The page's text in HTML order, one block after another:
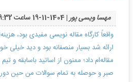
مهسا ویسی پور| 1404-11-19 ساعت 15:49:32
واقعاً کارگاه مقاله نویسی مفیدی بود،
ارائه شد بسیار منصفانه بود و دید
مقاله‌ام داد؛ ممنون از اساتید باسابقه و
صبر و حوصله به تمام سوالات من حین